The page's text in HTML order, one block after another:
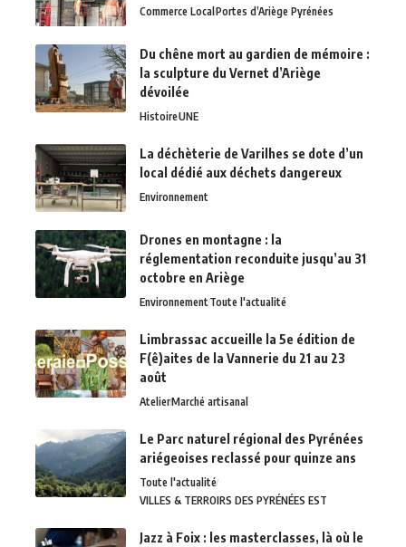
Commerce Local Portes d’Ariège Pyrénées
Du chêne mort au gardien de mémoire :
la sculpture du Vernet d’Ariège
dévoilée
HistoireUNE
La déchèterie de Varilhes se dote d’un
local dédié aux déchets dangereux
Environnement
Drones en montagne : la
réglementation reconduite jusqu’au 31
octobre en Ariège
EnvironnementToute l'actualité
Limbrassac accueille la 5e édition de
F(ê)aites de la Vannerie du 21 au 23
août
AtelierMarché artisanal
Le Parc naturel régional des Pyrénées
ariégeoises reclassé pour quinze ans
Toute l'actualité
VILLES & TERROIRS DES PYRÉNÉES EST
Jazz à Foix : les masterclasses, là où le